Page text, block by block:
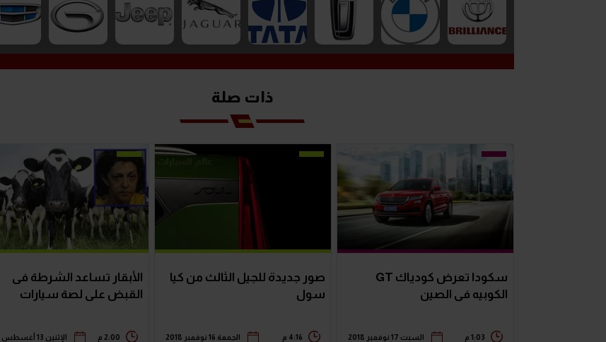
ذات صلة
سكودا تعرض كودياك GT
الكوبيه فى الصين
1:03 م السبت 17 نوفمبر 2018
صور جديدة للجيل الثالث من كيا
سول
4:16 م الجمعة 16 نوفمبر 2018
الأبقار تساعد الشرطة فى
القبض على لصة سيارات
2:00 م الإثنين 13 أغسطس 2018